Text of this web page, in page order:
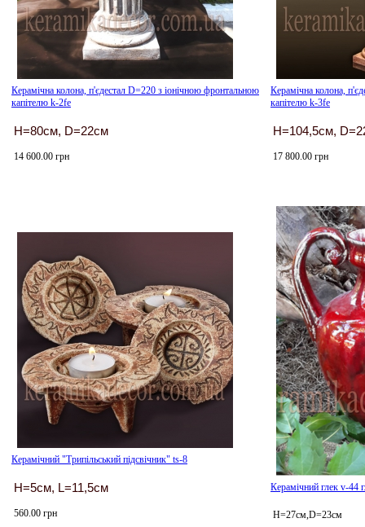
Керамічна колона, п'єдестал D=220 з іонічною фронтальною
капітелю k-2fe
H=80см, D=22см
14 600.00 грн
Керамічна колона,
капітелю k-3fe
H=104,5см,
17 800.00 грн
Керамічний "Трипільський підсвічник" ts-8
H=5см, L=11,5см
560.00 грн
Керамічний глек v-44
Н=27см,D=23см